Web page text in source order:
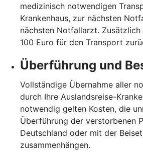
medizinisch notwendigen
Krankenhaus, zur nächsten
nächsten Notfallarzt. Zusätzlich
100 Euro für den Transport
Überführung und
Vollständige Übernahme aller
durch Ihre Auslandsreise-
notwendig gelten Kosten, die
Überführung der verstorbenen
Deutschland oder mit der
zusammenhängen.